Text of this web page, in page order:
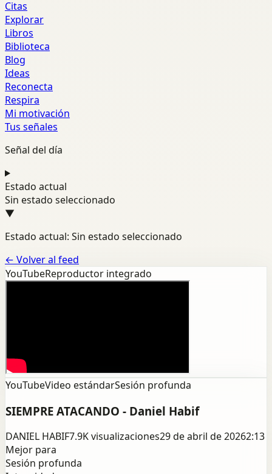
Citas
Explorar
Libros
Biblioteca
Blog
Ideas
Reconecta
Respira
Mi motivación
Tus señales
Señal del día
Estado actual
Sin estado seleccionado
▼
Estado actual: Sin estado seleccionado
← Volver al feed
YouTubeReproductor integrado
YouTubeVideo estándarSesión profunda
SIEMPRE ATACANDO - Daniel Habif
DANIEL HABIF7.9Kvisualizaciones29 de abril de 20262:13
Mejor para
Sesión profunda